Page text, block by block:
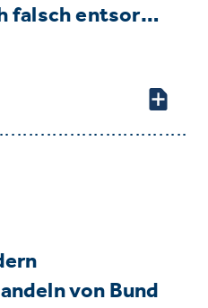
falsch entsor…
von Bund